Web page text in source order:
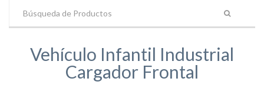
Vehículo Infantil Industrial
Cargador Frontal